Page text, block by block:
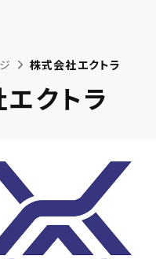
株式会社エクトラ
クトラ